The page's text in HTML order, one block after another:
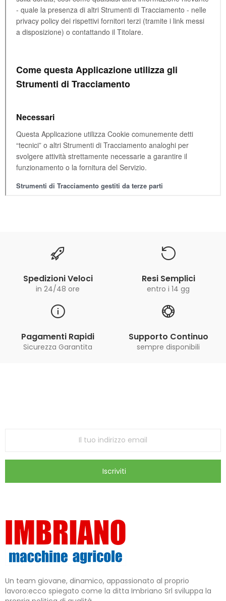
Spedizioni Veloci
in 24/48 ore
Resi Semplici
entro i 14 gg
Pagamenti Rapidi
Sicurezza Garantita
Supporto Continuo
sempre disponibili
Iscriviti
Un team giovane, dinamico, appassionato al proprio
lavoro:ecco spiegato come la ditta Imbriano Srl sviluppa la